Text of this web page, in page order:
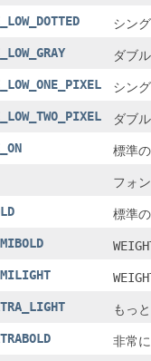
シン
ダブ
シン
ダブ
標準
フォ
標準
もっ
非常